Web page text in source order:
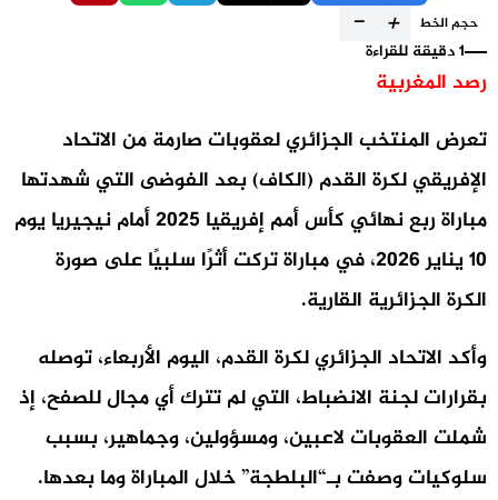
حجم الخط +
-
1 دقيقة للقراءة
رصد المغربية
تعرض المنتخب الجزائري لعقوبات صارمة من الاتحاد
الإفريقي لكرة القدم (الكاف) بعد الفوضى التي شهدتها
مباراة ربع نهائي كأس أمم إفريقيا 2025 أمام نيجيريا يوم
10 يناير 2026، في مباراة تركت أثرًا سلبيًا على صورة
الكرة الجزائرية القارية.
وأكد الاتحاد الجزائري لكرة القدم، اليوم الأربعاء، توصله
بقرارات لجنة الانضباط، التي لم تترك أي مجال للصفح، إذ
شملت العقوبات لاعبين، ومسؤولين، وجماهير، بسبب
سلوكيات وصفت بـ“البلطجة” خلال المباراة وما بعدها.